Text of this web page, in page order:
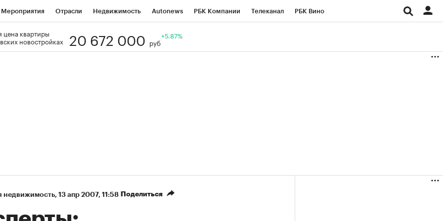
Мероприятия Отрасли Недвижимость Autonews РБК Компании Телеканал РБК Вино
Визионеры
цена квартиры
новостройках
20 672 000 руб
+5.87%
недвижимость⁠, 13 апр 2007, 11:58 Поделиться